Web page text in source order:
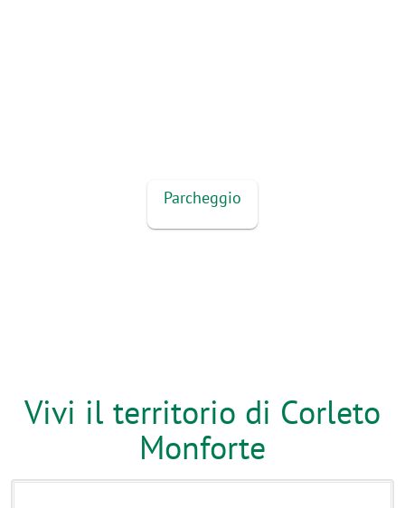
Parcheggio
Vivi il territorio di Corleto
Monforte